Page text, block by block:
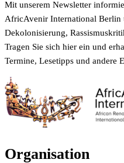
Mit unserem Newsletter
AfricAvenir International Berlin
Dekolonisierung,
Tragen Sie sich hier ein und
Termine, Lesetipps und andere
Organisation